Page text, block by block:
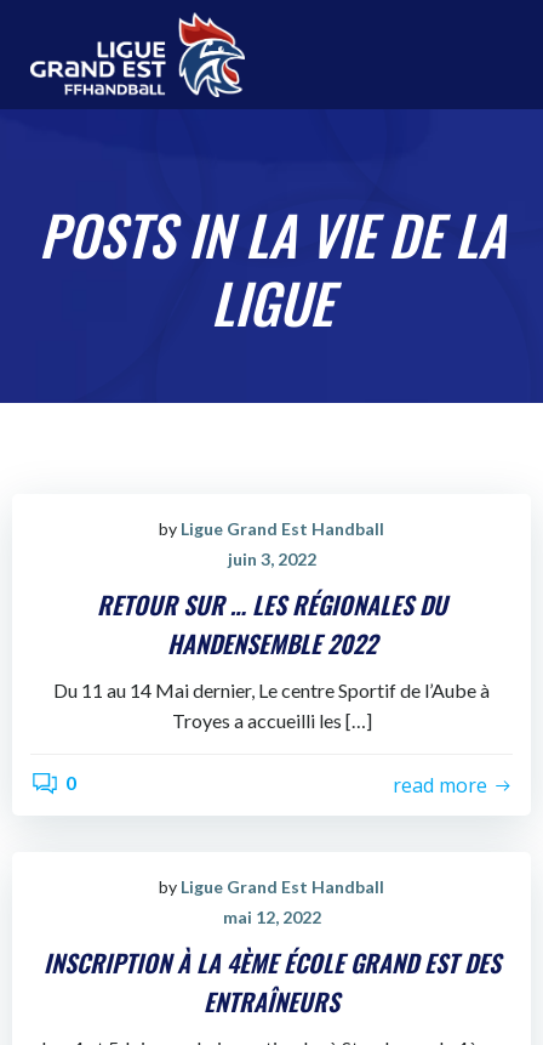
POSTS IN LA VIE DE LA
LIGUE
by Ligue Grand Est Handball
juin 3, 2022
RETOUR SUR … LES RÉGIONALES DU
HANDENSEMBLE 2022
Du 11 au 14 Mai dernier, Le centre Sportif de l’Aube à
Troyes a accueilli les […]
0 read more
by Ligue Grand Est Handball
mai 12, 2022
INSCRIPTION À LA 4ÈME ÉCOLE GRAND EST DES
ENTRAÎNEURS